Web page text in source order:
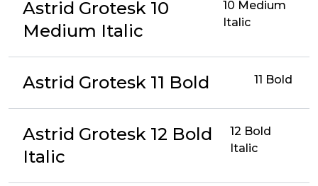
Astrid Grotesk 10
Medium Italic
10 Medium
Italic
Astrid Grotesk 11 Bold 11 Bold
Astrid Grotesk 12 Bold
Italic
12 Bold
Italic